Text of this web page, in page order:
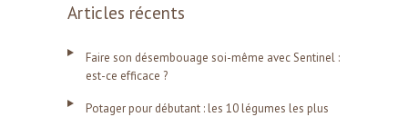
Articles récents
Faire son désembouage soi-même avec Sentinel :
est-ce efficace ?
Potager pour débutant : les 10 légumes les plus